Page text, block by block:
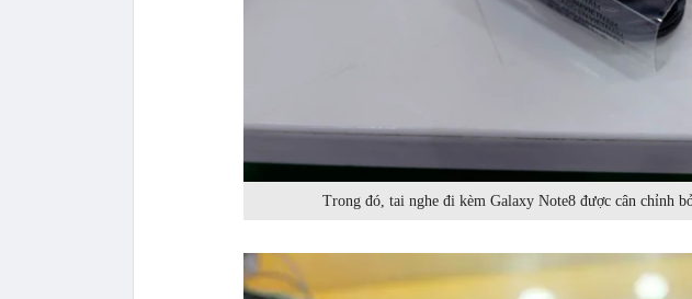
Trong đó, tai nghe đi kèm Galaxy Note8 được cân chỉnh